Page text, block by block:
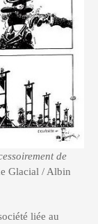
de
Glacial / Albin
liée au